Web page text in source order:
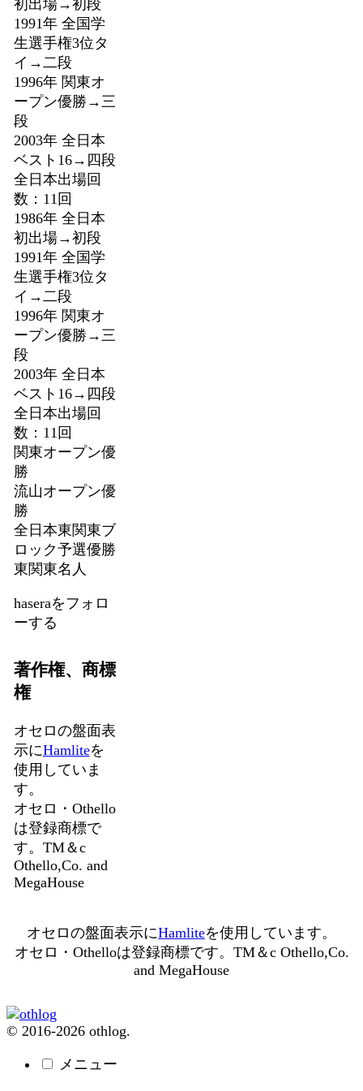
初出場→初段
1991年 全国学
生選手権3位タ
イ→二段
1996年 関東オ
ープン優勝→三
段
2003年 全日本
ベスト16→四段
全日本出場回
数：11回
1986年 全日本
初出場→初段
1991年 全国学
生選手権3位タ
イ→二段
1996年 関東オ
ープン優勝→三
段
2003年 全日本
ベスト16→四段
全日本出場回
数：11回
関東オープン優
勝
流山オープン優
勝
全日本東関東ブ
ロック予選優勝
東関東名人
haseraをフォロ
ーする
著作権、商標
権
オセロの盤面表
示にHamliteを
使用していま
す。
オセロ・Othello
は登録商標で
す。TM＆c
Othello,Co. and
MegaHouse
オセロの盤面表示にHamliteを使用しています。
オセロ・Othelloは登録商標です。TM＆c Othello,Co.
and MegaHouse
© 2016-2026 othlog.
メニュー